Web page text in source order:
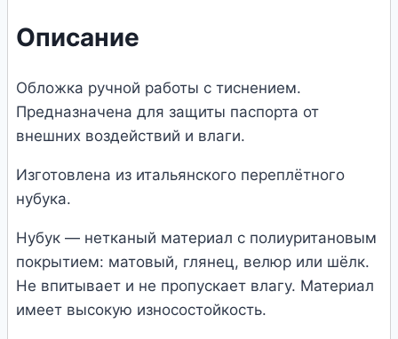
Описание
Обложка ручной работы с тиснением.
Предназначена для защиты паспорта от
внешних воздействий и влаги.
Изготовлена из итальянского переплётного
нубука.
Нубук — нетканый материал с полиуритановым
покрытием: матовый, глянец, велюр или шёлк.
Не впитывает и не пропускает влагу. Материал
имеет высокую износостойкость.